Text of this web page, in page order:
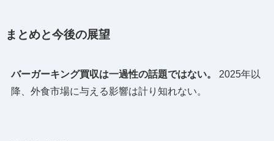
まとめと今後の展望
バーガーキング買収は一過性の話題ではない。
2025年以
降、外食市場に与える影響は計り知れない。